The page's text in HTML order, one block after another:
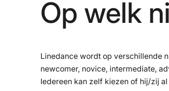
Op welk
Linedance wordt op verschillende
newcomer, novice, intermediate,
Iedereen kan zelf kiezen of hij/zij